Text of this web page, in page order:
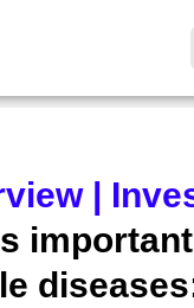
|